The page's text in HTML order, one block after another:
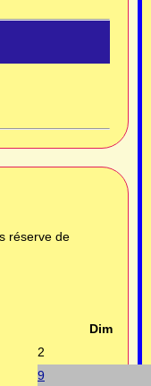
réserve de
Dim
2
9